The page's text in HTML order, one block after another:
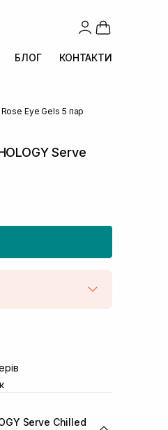
БЛОГ КОНТАКТИ
Eye Gels 5 пар
Serve
Немає в наявності!
Serve Chilled